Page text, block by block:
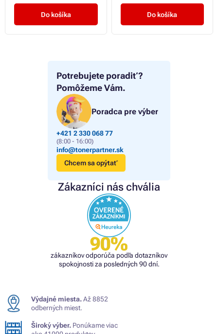
Potrebujete poradiť?
Pomôžeme Vám.
Poradca pre výber
+421 2 330 068 77
(8:00 - 16:00)
info@tonerpartner.sk
Chcem sa opýtať
Zákazníci nás chvália
90%
zákazníkov odporúča podľa dotazníkov
spokojnosti za posledných 90 dní.
Do košíka Do košíka
Výdajné miesta.Až 8852
odberných miest.
Široký výber. Ponúkame viac